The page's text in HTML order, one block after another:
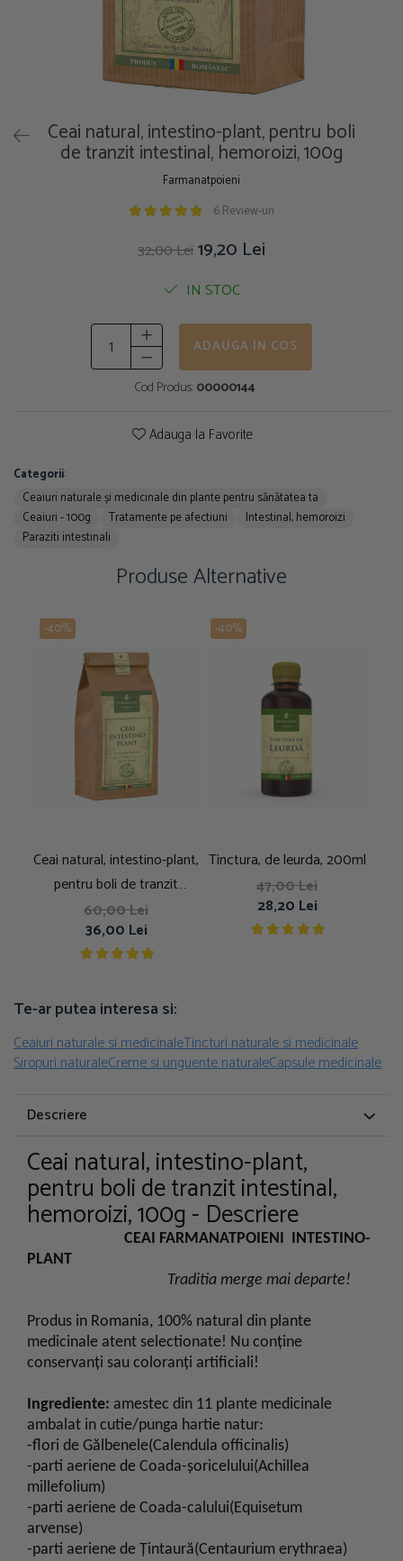
Ceai natural, intestino-plant, pentru boli
de tranzit intestinal, hemoroizi, 100g
Farmanatpoieni
6 Review-uri
32,00 Lei19,20 Lei
IN STOC
ADAUGA IN COS
Cod Produs:00000144
Adauga la Favorite
Categorii:
Ceaiuri naturale și medicinale din plante pentru sănătatea ta
Ceaiuri - 100g
Tratamente pe afectiuni
Intestinal, hemoroizi
Paraziti intestinali
Produse Alternative
-40%
Ceai natural, intestino-plant,
pentru boli de tranzit
intestinal, hemoroizi, 250g
60,00 Lei
36,00 Lei
-40%
Tinctura, de leurda, 200ml
47,00 Lei
28,20 Lei
Te-ar putea interesa si:
Ceaiuri naturale si medicinaleTincturi naturale si medicinale
Siropuri naturaleCreme si unguente naturaleCapsule medicinale
Descriere
Ceai natural, intestino-plant,
pentru boli de tranzit intestinal,
hemoroizi, 100g - Descriere
CEAI FARMANATPOIENI INTESTINO-
PLANT
Traditia merge mai departe!
Produs in Romania, 100% natural din plante
medicinale atent selectionate! Nu conţine
conservanţi sau coloranţi artificiali!
Ingrediente: amestec din 11 plante medicinale
ambalat in cutie/punga hartie natur:
-flori de Gălbenele(Calendula officinalis)
-parti aeriene de Coada-şoricelului(Achillea
millefolium)
-parti aeriene de Coada-calului(Equisetum
arvense)
-parti aeriene de Ţintaură(Centaurium erythraea)